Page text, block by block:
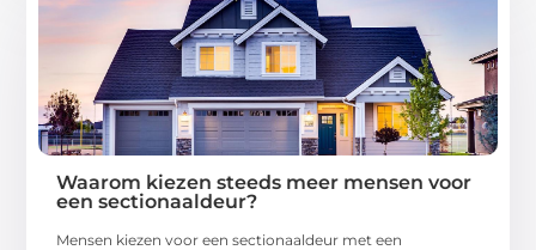
Waarom kiezen steeds meer mensen voor
een sectionaaldeur?
Mensen kiezen voor een sectionaaldeur met een